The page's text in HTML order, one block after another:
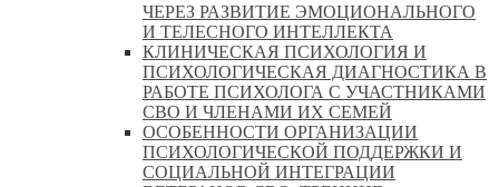
ЧЕРЕЗ РАЗВИТИЕ ЭМОЦИОНАЛЬНОГО
И ТЕЛЕСНОГО ИНТЕЛЛЕКТА
КЛИНИЧЕСКАЯ ПСИХОЛОГИЯ И
ПСИХОЛОГИЧЕСКАЯ ДИАГНОСТИКА В
РАБОТЕ ПСИХОЛОГА С УЧАСТНИКАМИ
СВО И ЧЛЕНАМИ ИХ СЕМЕЙ
ОСОБЕННОСТИ ОРГАНИЗАЦИИ
ПСИХОЛОГИЧЕСКОЙ ПОДДЕРЖКИ И
СОЦИАЛЬНОЙ ИНТЕГРАЦИИ